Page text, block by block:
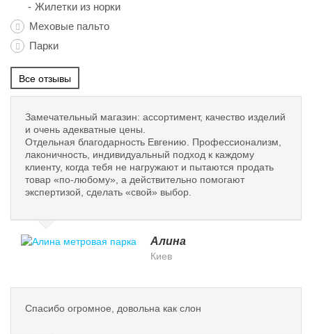
Жилетки из норки
Меховые пальто
Парки
Все отзывы
Замечательный магазин: ассортимент, качество изделий
и очень адекватные цены.
Отдельная благодарность Евгению. Профессионализм,
лаконичность, индивидуальный подход к каждому
клиенту, когда тебя не нагружают и пытаются продать
товар «по-любому», а действительно помогают
экспертизой, сделать «свой» выбор.
Алина
Киев
Спасибо огромное, довольна как слон